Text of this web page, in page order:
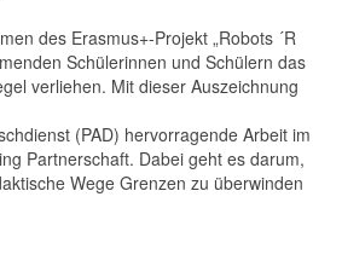
des Erasmus+-Projekt „Robots ´R
Schülerinnen und Schülern das
verliehen. Mit dieser Auszeichnung
(PAD) hervorragende Arbeit im
Partnerschaft. Dabei geht es darum,
Wege Grenzen zu überwinden